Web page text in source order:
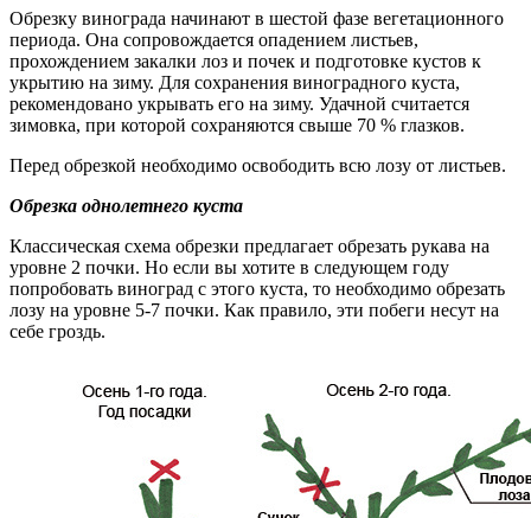
Обрезку винограда начинают в шестой фазе вегетационного
периода. Она сопровождается опадением листьев,
прохождением закалки лоз и почек и подготовке кустов к
укрытию на зиму. Для сохранения виноградного куста,
рекомендовано укрывать его на зиму. Удачной считается
зимовка, при которой сохраняются свыше 70 % глазков.
Перед обрезкой необходимо освободить всю лозу от листьев.
Обрезка однолетнего куста
Классическая схема обрезки предлагает обрезать рукава на
уровне 2 почки. Но если вы хотите в следующем году
попробовать виноград с этого куста, то необходимо обрезать
лозу на уровне 5-7 почки. Как правило, эти побеги несут на
себе гроздь.